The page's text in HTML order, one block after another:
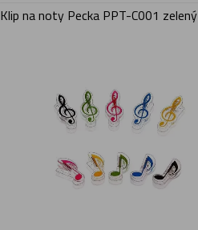
Klip na noty Pecka PPT-C001 zelený